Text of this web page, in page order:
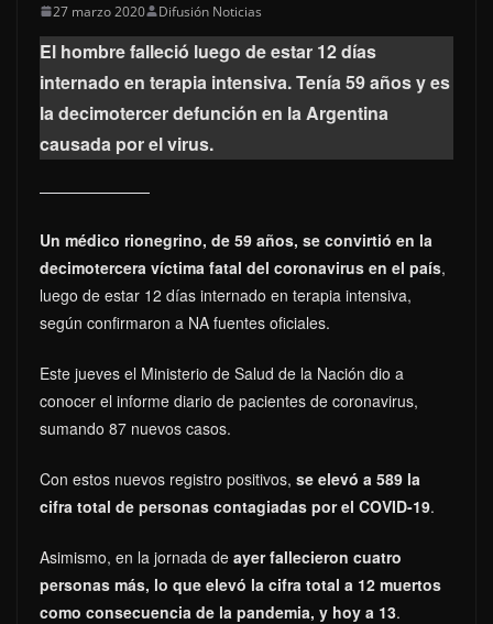
27 marzo 2020 Difusión Noticias
El hombre falleció luego de estar 12 días
internado en terapia intensiva. Tenía 59 años y es
la decimotercer defunción en la Argentina
causada por el virus.
Un médico rionegrino, de 59 años, se convirtió en la
decimotercera víctima fatal del coronavirus en el país,
luego de estar 12 días internado en terapia intensiva,
según confirmaron a NA fuentes oficiales.
Este jueves el Ministerio de Salud de la Nación dio a
conocer el informe diario de pacientes de coronavirus,
sumando 87 nuevos casos.
Con estos nuevos registro positivos, se elevó a 589 la
cifra total de personas contagiadas por el COVID-19.
Asimismo, en la jornada de ayer fallecieron cuatro
personas más, lo que elevó la cifra total a 12 muertos
como consecuencia de la pandemia, y hoy a 13.